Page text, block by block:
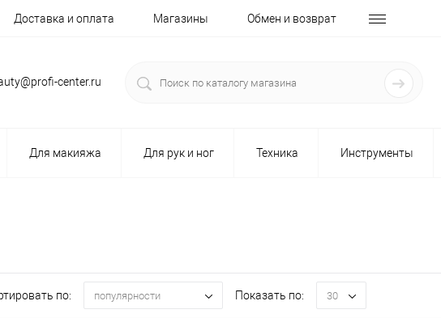
Доставка и оплата Магазины Обмен и возврат
center.ru
Для макияжа Для рук и ног Техника Инструменты
по: популярности Показать по: 30